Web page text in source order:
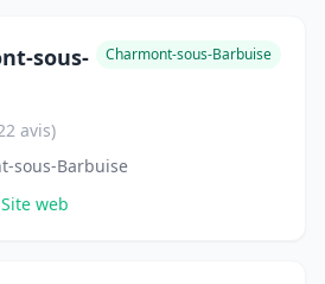
sous-
Charmont-sous-Barbuise
avis)
sous-Barbuise
web